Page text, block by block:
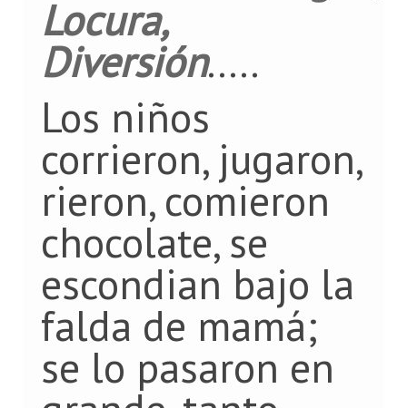
Locura,
Diversión.....
Los niños
corrieron, jugaron,
rieron, comieron
chocolate, se
escondian bajo la
falda de mamá;
se lo pasaron en